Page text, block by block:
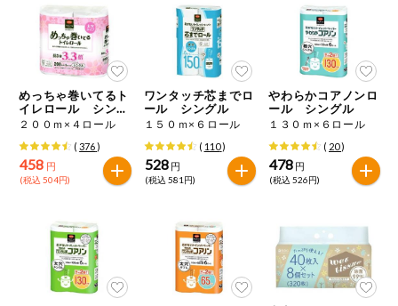
めっちゃ巻いてるト
イレロール シング
ル
２００ｍ×４ロール
(376)
458 円
(税込 504円)
ワンタッチ芯までロ
ール シングル
１５０ｍ×６ロール
( 110)
528 円
(税込 581円)
やわらかコアノンロ
ール シングル
１３０ｍ×６ロール
( 20)
478 円
(税込 526円)